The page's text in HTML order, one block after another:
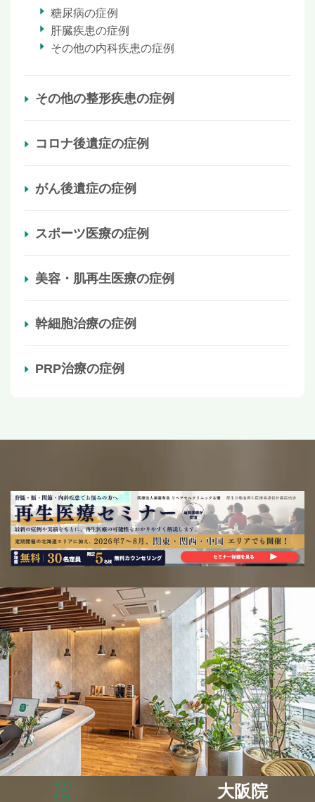
糖尿病の症例
肝臓疾患の症例
その他の内科疾患の症例
その他の整形疾患の症例
コロナ後遺症の症例
がん後遺症の症例
スポーツ医療の症例
美容・肌再生医療の症例
幹細胞治療の症例
PRP治療の症例
大阪院